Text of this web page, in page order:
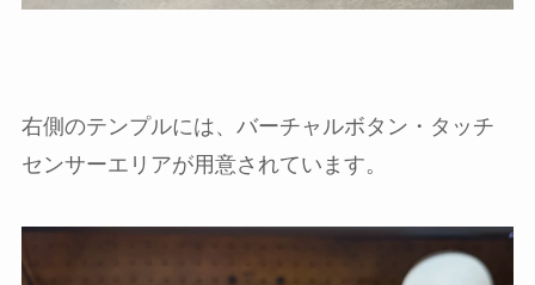
右側のテンプルには、バーチャルボタン・タッチ
センサーエリアが用意されています。